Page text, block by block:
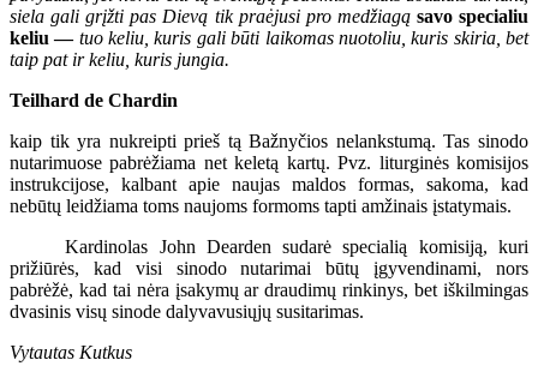
siela gali grįžti pas Dievą tik praėjusi pro medžiagą savo specialiu
keliu — tuo keliu, kuris gali būti laikomas nuotoliu, kuris skiria, bet
taip pat ir keliu, kuris jungia.
Teilhard de Chardin
kaip tik yra nukreipti prieš tą Bažnyčios nelankstumą. Tas sinodo
nutarimuose pabrėžiama net keletą kartų. Pvz. liturginės komisijos
instrukcijose, kalbant apie naujas maldos formas, sakoma, kad
nebūtų leidžiama toms naujoms formoms tapti amžinais įstatymais.
Kardinolas John Dearden sudarė specialią komisiją, kuri
prižiūrės, kad visi sinodo nutarimai būtų įgyvendinami, nors
pabrėžė, kad tai nėra įsakymų ar draudimų rinkinys, bet iškilmingas
dvasinis visų sinode dalyvavusiųjų susitarimas.
Vytautas Kutkus